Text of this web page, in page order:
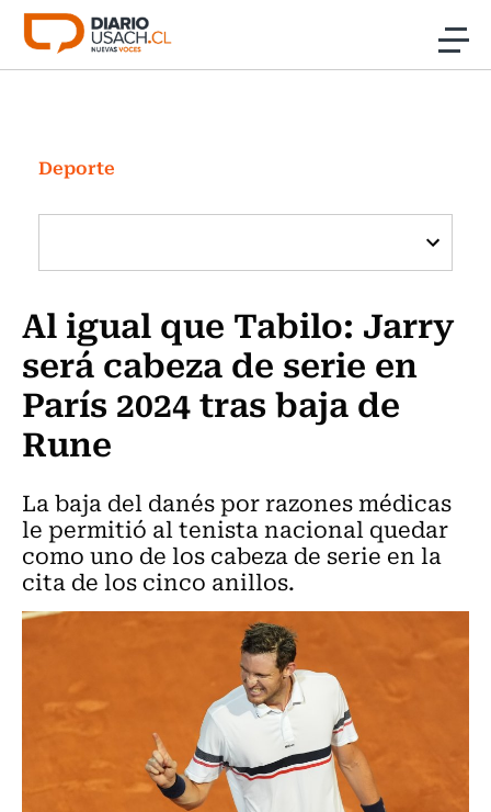
Click acá para ir directamente al contenido
Investigación
Cultura
Programas Radio y TV Usach
Deporte
Al igual que Tabilo: Jarry
será cabeza de serie en
París 2024 tras baja de
Rune
La baja del danés por razones médicas
le permitió al tenista nacional quedar
como uno de los cabeza de serie en la
cita de los cinco anillos.